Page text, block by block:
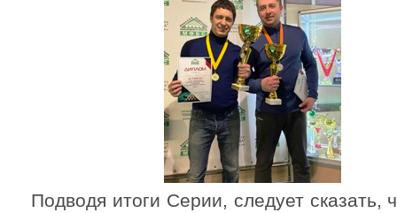
Подводя итоги Серии, следует сказать,